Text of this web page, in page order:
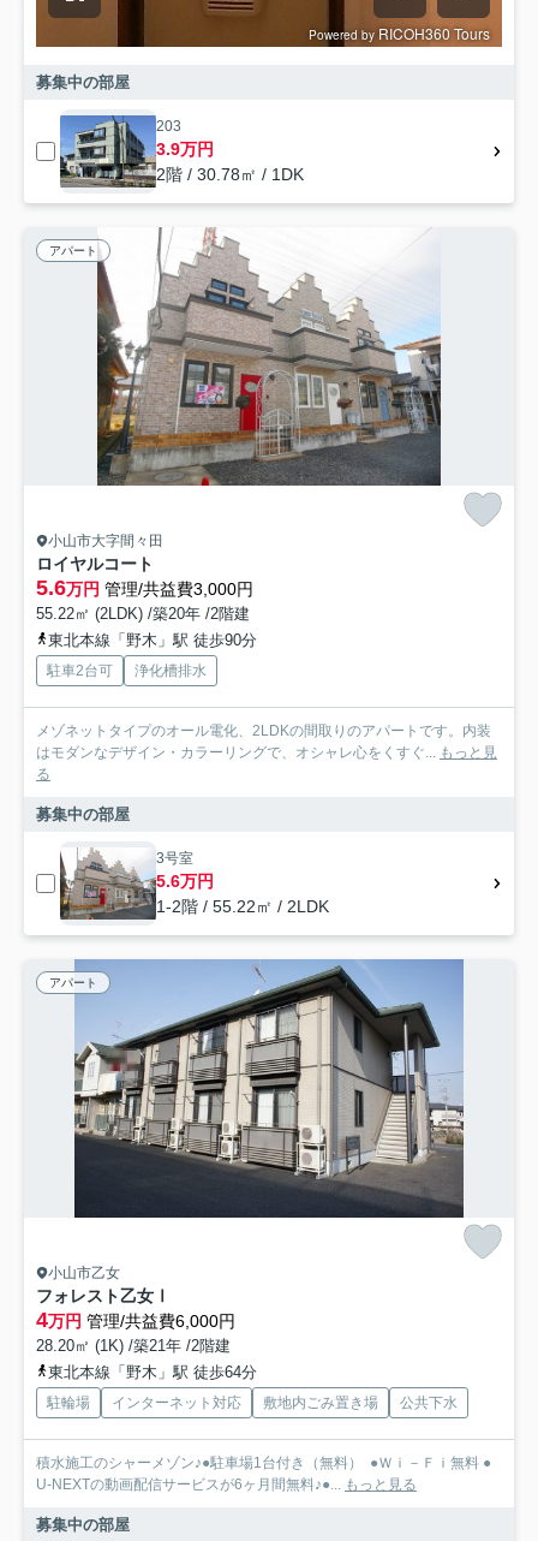
募集中の部屋
203
3.9万円
2階 / 30.78㎡ / 1DK
アパート
小山市大字間々田
ロイヤルコート
5.6万円 管理/共益費3,000円
55.22㎡ (2LDK) /築20年 /2階建
東北本線「野木」駅 徒歩90分
駐車2台可 浄化槽排水
メゾネットタイプのオール電化、2LDKの間取りのアパートです。内装
はモダンなデザイン・カラーリングで、オシャレ心をくすぐ... もっと見
る
募集中の部屋
3号室
5.6万円
1-2階 / 55.22㎡ / 2LDK
アパート
小山市乙女
フォレスト乙女Ⅰ
4万円 管理/共益費6,000円
28.20㎡ (1K) /築21年 /2階建
東北本線「野木」駅 徒歩64分
駐輪場 インターネット対応 敷地内ごみ置き場 公共下水
積水施工のシャーメゾン♪●駐車場1台付き（無料） ●Ｗｉ－Ｆｉ無料 ●
U-NEXTの動画配信サービスが6ヶ月間無料♪●... もっと見る
募集中の部屋